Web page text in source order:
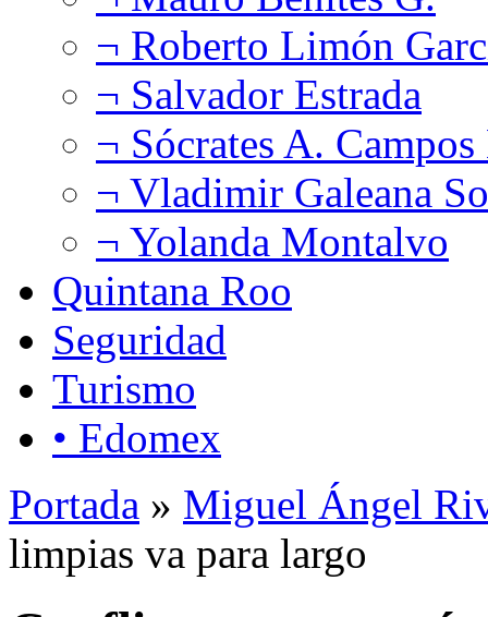
¬ Roberto Limón
¬ Salvador Estrada
¬ Sócrates A.
¬ Vladimir Galeana
¬ Yolanda Montalvo
Quintana Roo
Seguridad
Turismo
• Edomex
Portada » Miguel Ángel
limpias va para largo